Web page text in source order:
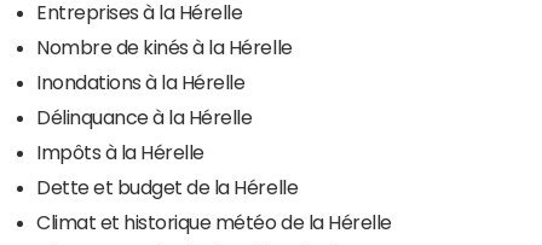
Entreprises à la Hérelle
Nombre de kinés à la Hérelle
Inondations à la Hérelle
Délinquance à la Hérelle
Impôts à la Hérelle
Dette et budget de la Hérelle
Climat et historique météo de la Hérelle